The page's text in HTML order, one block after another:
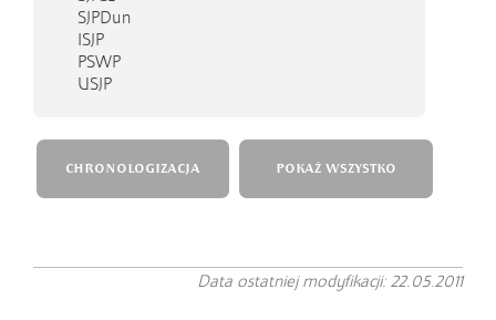
SJPDun
ISJP
PSWP
USJP
CHRONOLOGIZACJA POKAŻ WSZYSTKO
Data ostatniej modyfikacji: 22.05.2011